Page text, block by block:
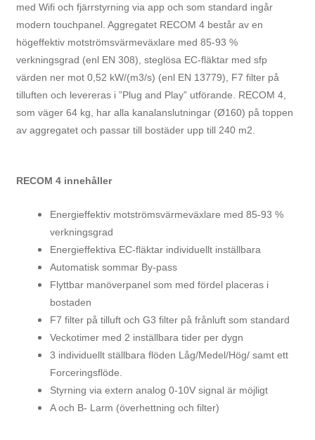
med Wifi och fjärrstyrning via app och som standard ingår
modern touchpanel. Aggregatet RECOM 4 består av en
högeffektiv motströmsvärmeväxlare med 85-93 %
verkningsgrad (enl EN 308), steglösa EC-fläktar med sfp
värden ner mot 0,52 kW/(m3/s) (enl EN 13779), F7 filter på
tilluften och levereras i ”Plug and Play” utförande. RECOM 4,
som väger 64 kg, har alla kanalanslutningar (Ø160) på toppen
av aggregatet och passar till bostäder upp till 240 m2.
RECOM 4 innehåller
Energieffektiv motströmsvärmeväxlare med 85-93 %
verkningsgrad
Energieffektiva EC-fläktar individuellt inställbara
Automatisk sommar By-pass
Flyttbar manöverpanel som med fördel placeras i
bostaden
F7 filter på tilluft och G3 filter på frånluft som standard
Veckotimer med 2 inställbara tider per dygn
3 individuellt ställbara flöden Låg/Medel/Hög/ samt ett
Forceringsflöde.
Styrning via extern analog 0-10V signal är möjligt
A och B- Larm (överhettning och filter)